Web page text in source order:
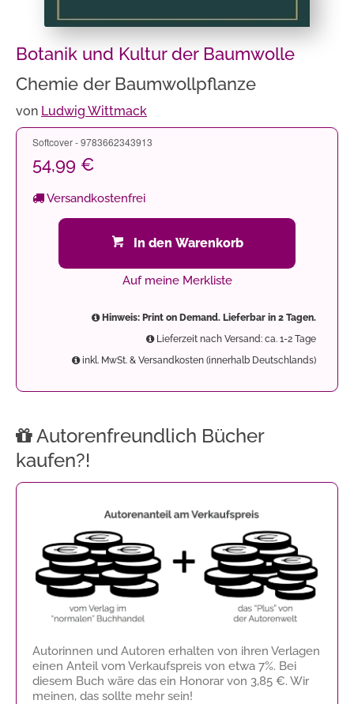
Botanik und Kultur der Baumwolle
Chemie der Baumwollpflanze
von Ludwig Wittmack
Softcover - 9783662343913
54,99 €
Versandkostenfrei
In den Warenkorb
Auf meine Merkliste
Hinweis: Print on Demand. Lieferbar in 2 Tagen.
Lieferzeit nach Versand: ca. 1-2 Tage
inkl. MwSt. & Versandkosten (innerhalb Deutschlands)
Autorenfreundlich Bücher
kaufen?!
Autorinnen und Autoren erhalten von ihren Verlagen
einen Anteil vom Verkaufspreis von etwa 7%. Bei
diesem Buch wäre das ein Honorar von 3,85 €. Wir
meinen, das sollte mehr sein!